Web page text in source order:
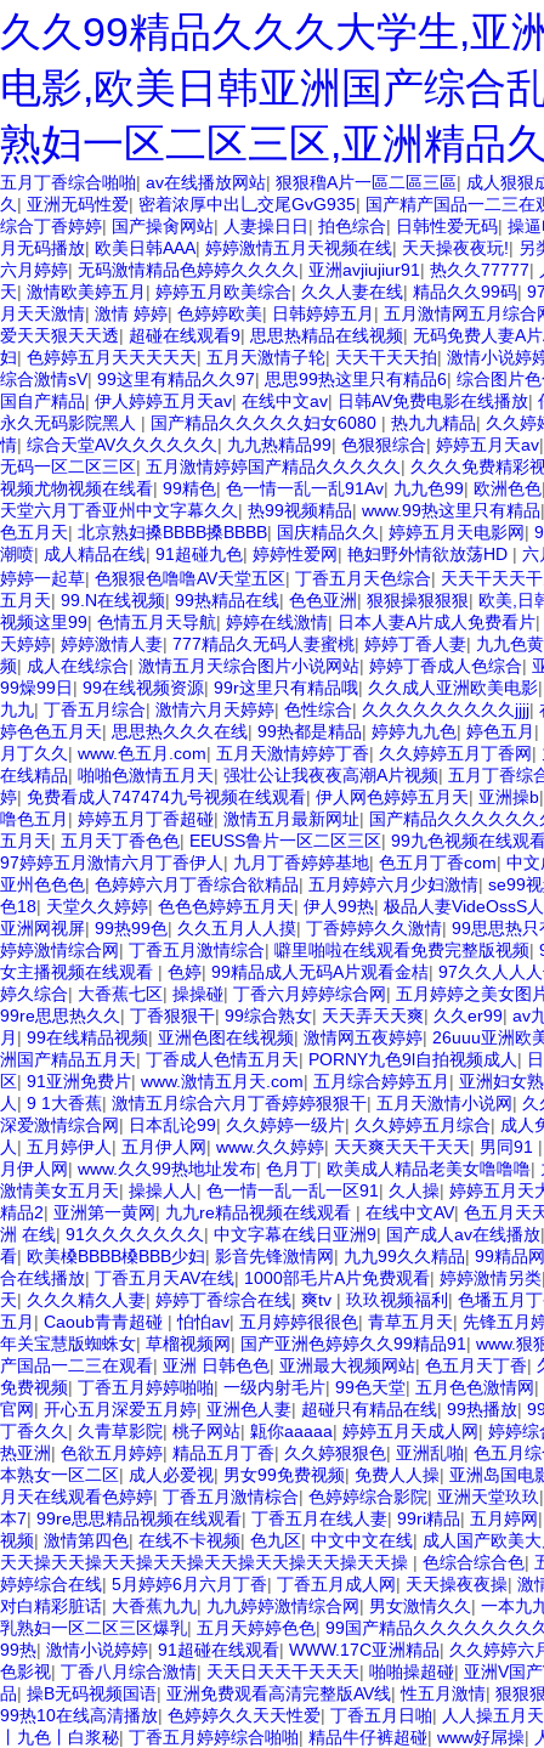
久久99精品久久久大学生,亚
电影,欧美日韩亚洲国产综合
熟妇一区二区三区,亚洲精品
五月丁香综合啪啪| av在线播放网站| 狠狠穞A片一區二區三區| 成人狠狠
久 | 亚洲无码性爱| 密着浓厚中出乚交尾GvG935| 国产精产国品一二三在
综合丁香婷婷| 国产操肏网站| 人妻操日日| 拍色综合| 日韩性爱无码| 操
月无码播放| 欧美日韩AAA| 婷婷激情五月天视频在线| 天天操夜夜玩!| 另
六月婷婷| 无码激情精品色婷婷久久久久 | 亚洲avjiujiur91 | 热久久77777|
天| 激情欧美婷五月 | 婷婷五月欧美综合| 久久人妻在线| 精品久久99码|
月天天激情| 激情 婷婷| 色婷婷欧美| 日韩婷婷五月 | 五月激情网五月综合
爱天天狠天天透| 超碰在线观看9| 思思热精品在线视频| 无码免费人妻A
妇| 色婷婷五月天天天天天| 五月天激情子轮| 天天干天天拍| 激情小说婷
综合激情sV| 99这里有精品久久97| 思思99热这里只有精品6| 综合图片
国自产精品| 伊人婷婷五月天av| 在线中文av| 日韩AV免费电影在线播放|
永久无码影院黑人 | 国产精品久久久久久妇女6080 | 热九九精品| 久久婷
情| 综合天堂AV久久久久久久 | 九九热精品99| 色狠狠综合| 婷婷五月天av
无码一区二区三区| 五月激情婷婷国产精品久久久久久 | 久久久免费精彩
视频尤物视频在线看| 99精色| 色一情一乱一乱91Av| 九九色99| 欧洲色色
天堂六月丁香亚州中文字幕久久 | 热99视频精品| www.99热这里只有精品
色五月天| 北京熟妇搡BBBB搡BBBB| 国庆精品久久 | 婷婷五月天电影网|
潮喷| 成人精品在线| 91超碰九色| 婷婷性爱网| 艳妇野外情欲放荡HD | 六
婷婷一起草| 色狠狠色噜噜AV天堂五区| 丁香五月天色综合| 天天干天天
五月天| 99.N在线视频| 99热精品在线| 色色亚洲| 狠狠操狠狠狠| 欧美,日
视频这里99| 色情五月天导航| 婷婷在线激情| 日本人妻A片成人免费看片|
天婷婷| 婷婷激情人妻| 777精品久无码人妻蜜桃| 婷婷丁香人妻| 九九色
频| 成人在线综合| 激情五月天综合图片小说网站| 婷婷丁香成人色综合|
99燥99日| 99在线视频资源| 99r这里只有精品哦| 久久成人亚洲欧美电影
九九| 丁香五月综合| 激情六月天婷婷| 色性综合| 久久久久久久久久久jjjj|
婷色色五月天| 思思热久久久在线| 99热都是精品| 婷婷九九色| 婷色五月 |
月丁久久 | www.色五月.com| 五月天激情婷婷丁香| 久久婷婷五月丁香网|
在线精品| 啪啪色激情五月天| 强壮公让我夜夜高潮A片视频| 五月丁香综
婷| 免费看成人747474九号视频在线观看| 伊人网色婷婷五月天| 亚洲操b
噜色五月 | 婷婷五月丁香超碰| 激情五月最新网址| 国产精品久久久久久久
五月天| 五月天丁香色色| EEUSS鲁片一区二区三区| 99九色视频在线观
97婷婷五月激情六月丁香伊人 | 九月丁香婷婷基地| 色五月丁香com| 中文
亚州色色色| 色婷婷六月丁香综合欲精品| 五月婷婷六月少妇激情| se99
色18| 天堂久久婷婷| 色色色婷婷五月天| 伊人99热| 极品人妻VideOssS
亚洲网视屏| 99热99色| 久久五月人人摸| 丁香婷婷久久激情| 99思思热
婷婷激情综合网| 丁香五月激情综合| 噼里啪啦在线观看免费完整版视频|
女主播视频在线观看 | 色婷| 99精品成人无码A片观看金桔| 97久久人人
婷久综合| 大香蕉七区| 操操碰| 丁香六月婷婷综合网| 五月婷婷之美女图
99re思思热久久 | 丁香狠狠干| 99综合熟女| 天天弄天天爽| 久久er99| av
月 | 99在线精品视频| 亚洲色图在线视频| 激情网五夜婷婷| 26uuu亚洲欧
洲国产精品五月天| 丁香成人色情五月天| PORNY九色9l自拍视频成人 |
区| 91亚洲免费片| www.激情五月天.com| 五月综合婷婷五月 | 亚洲妇女
人 | 9 1大香蕉| 激情五月综合六月丁香婷婷狠狠干| 五月天激情小说网| 久
深爱激情综合网| 日本乱论99| 久久婷婷一级片| 久久婷婷五月综合| 成人
人 | 五月婷伊人 | 五月伊人网| www.久久婷婷| 天天爽天天干天天| 男同91
月伊人网| www.久久99热地址发布| 色月丁| 欧美成人精品老美女噜噜噜|
激情美女五月天| 操操人人 | 色一情一乱一乱一区91 | 久人操| 婷婷五月天
精品2| 亚洲第一黄网| 九九re精品视频在线观看 | 在线中文AV| 色五月天
洲 在线| 91久久久久久久久 | 中文字幕在线日亚洲9| 国产成人av在线播放
看| 欧美槡BBBB槡BBB少妇| 影音先锋激情网| 九九99久久精品| 99精品
合在线播放| 丁香五月天AV在线| 1000部毛片A片免费观看| 婷婷激情另类
天| 久久久精久人妻| 婷婷丁香综合在线| 爽tv | 玖玖视频福利 | 色墦五月
五月 | Caoub青青超碰 |怕怕av| 五月婷婷很很色| 青草五月天| 先锋五月
年关宝慧版蜘蛛女| 草榴视频网| 国产亚洲色婷婷久久99精品91 | www.狠
产国品一二三在观看| 亚洲 日韩色色| 亚洲最大视频网站| 色五月天丁香|
免费视频| 丁香五月婷婷啪啪| 一级内射毛片| 99色天堂| 五月色色激情网|
官网| 开心五月深爱五月婷| 亚洲色人妻| 超碰只有精品在线| 99热播放|
丁香久久 | 久青草影院| 桃子网站| 甈你aaaaa| 婷婷五月天成人网| 婷婷综
热亚洲| 色欲五月婷婷| 精品五月丁香| 久久婷狠狠色| 亚洲乱啪| 色五月
本熟女一区二区| 成人必爱视| 男女99免费视频| 免费人人操| 亚洲岛国电
月天在线观看色婷婷| 丁香五月激情棕合| 色婷婷综合影院| 亚洲天堂玖玖
本7| 99re思思精品视频在线观看| 丁香五月在线人妻| 99ri精品| 五月婷网
视频| 激情第四色| 在线不卡视频| 色九区| 中文中文在线| 成人国产欧美
天天操天天操天天操天天操天天操天天操天天操天天操 | 色综合综合色|
婷婷综合在线| 5月婷婷6月六月丁香| 丁香五月成人网| 天天操夜夜操| 激
对白精彩脏话| 大香蕉九九| 九九婷婷激情综合网| 男女激情久久 | 一本九
乳熟妇一区二区三区爆乳| 五月天婷婷色色| 99国产精品久久久久久久久
99热| 激情小说婷婷| 91超碰在线观看| WWW.17C亚洲精品| 久久婷婷六
色影视| 丁香八月综合激情| 天天日天天干天天天| 啪啪操超碰| 亚洲V国
品| 操B无码视频国语| 亚洲免费观看高清完整版AV线|性五月激情| 狠狠
99热10在线高清播放| 色婷婷久久天天性爱| 丁香五月日啪| 人人操五月天
丨九色丨白浆秘| 丁香五月婷婷综合啪啪| 精品牛仔裤超碰| www好屌操|